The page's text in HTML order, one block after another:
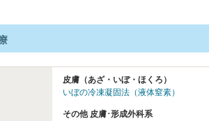
皮膚（あざ・いぼ・ほくろ）
いぼの冷凍凝固法（液体窒素）
その他 皮膚･形成外科系